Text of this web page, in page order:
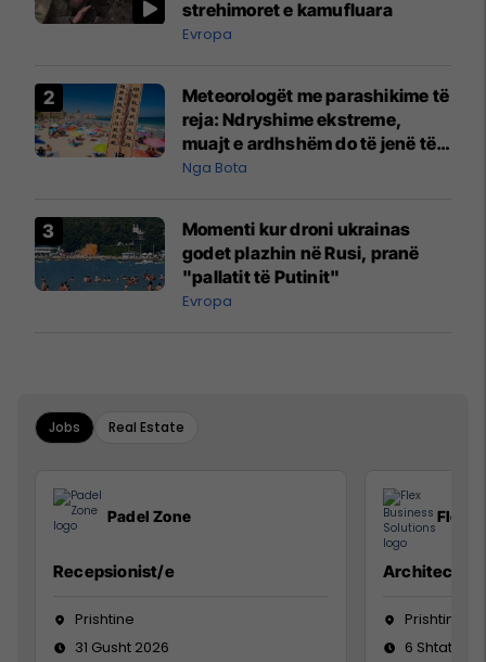
strehimoret e kamufluara
Evropa
Meteorologët me parashikime të
reja: Ndryshime ekstreme,
muajt e ardhshëm do të jenë të
pazakontë
Nga Bota
Momenti kur droni ukrainas
godet plazhin në Rusi, pranë
"pallatit të Putinit"
Evropa
Jobs Real Estate
Padel Zone
Recepsionist/e
Prishtine
31 Gusht 2026
Flex
Architect
Prishtinë
6 Shtator